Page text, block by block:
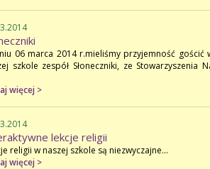
06 marca 2014 r.mieliśmy przyjemność gościć
szkole zespół Słoneczniki, ze Stowarzyszenia
więcej >
lekcje religii
religii w naszej szkole są niezwyczajne...
więcej >